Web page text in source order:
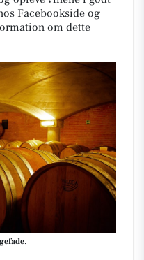
Facebookside og
om dette